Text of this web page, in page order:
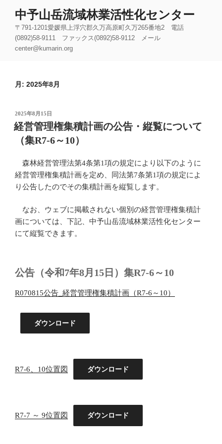
中予山岳流域林業活性化センター
〒791-1201愛媛県上浮穴郡久万高原町久万265番地2 電話
(0892)58-9111 ファックス(0892)58-9112 メール
center@kumarin.org
月: 2025年8月
投
稿
日:
2025年8月15日
経営管理権集積計画の公告・縦覧について
（集R7-6～10）
森林経営管理法第4条第1項の規定により以下のように
経営管理権集積計画を定め、同法第7条第1項の規定によ
り公告したのでその集積計画を縦覧します。
なお、ウェブに掲載されない個別の経営管理権集積計
画については、下記、中予山岳流域林業活性化センター
にて縦覧できます。
公告（令和7年8月15日）集R7-6～10
R070815公告_経営管理権集積計画（R7-6～10）
ダウンロード
R7-6、10位置図 ダウンロード
R7-7 ～ 9位置図 ダウンロード